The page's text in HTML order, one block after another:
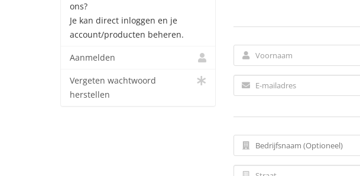
ons?
Je kan direct inloggen en je
account/producten beheren.
Aanmelden
Vergeten wachtwoord
herstellen